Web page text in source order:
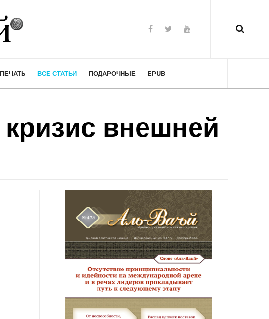
ПЕЧАТЬ ВСЕ СТАТЬИ ПОДАРОЧНЫЕ EPUB
внешней